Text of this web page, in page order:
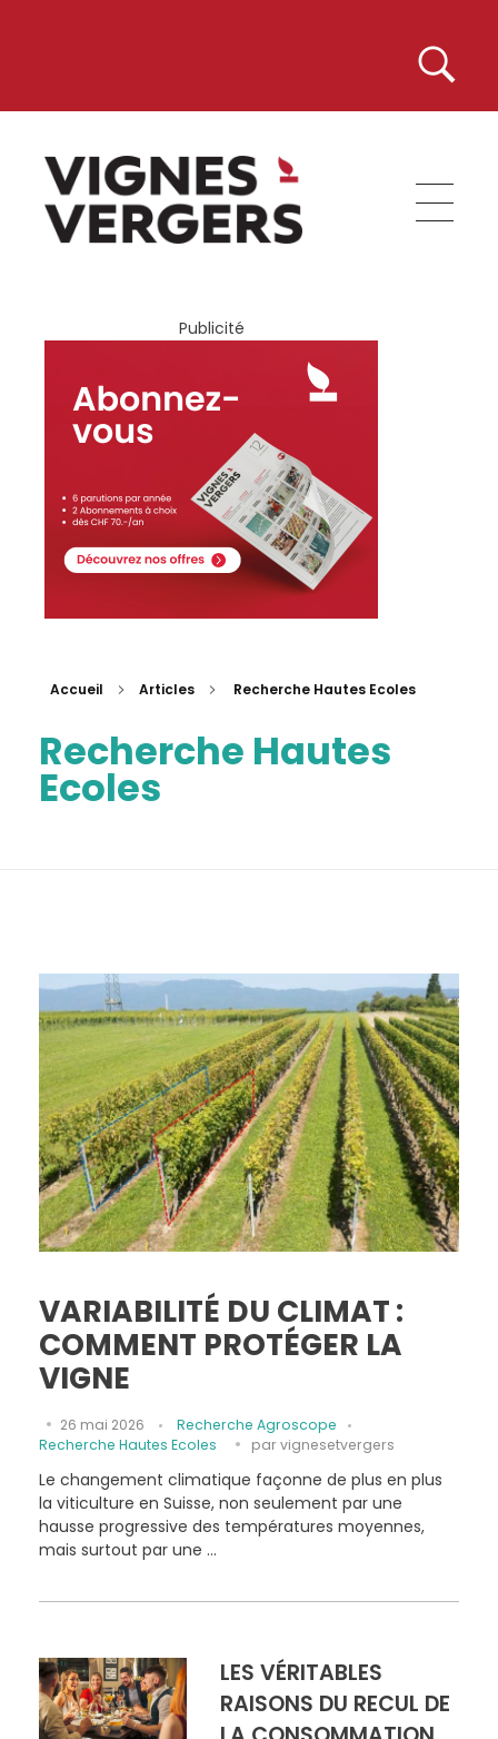
Publicité
Accueil Articles Recherche Hautes Ecoles
Recherche Hautes
Ecoles
VARIABILITÉ DU CLIMAT :
COMMENT PROTÉGER LA
VIGNE
26 mai 2026
Recherche Agroscope
Recherche Hautes Ecoles
par vignesetvergers
Le changement climatique façonne de plus en plus
la viticulture en Suisse, non seulement par une
hausse progressive des températures moyennes,
mais surtout par une ...
LES VÉRITABLES
RAISONS DU RECUL DE